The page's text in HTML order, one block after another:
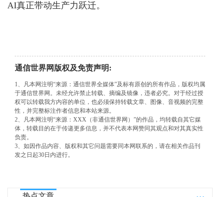
AI真正带动生产力跃迁。
通信世界网版权及免责声明:
1、凡本网注明“来源：通信世界全媒体”及标有原创的所有作品，版权均属
于通信世界网。未经允许禁止转载、摘编及镜像，违者必究。对于经过授
权可以转载我方内容的单位，也必须保持转载文章、图像、音视频的完整
性，并完整标注作者信息和本站来源。
2、凡本网注明“来源：XXX（非通信世界网）”的作品，均转载自其它媒
体，转载目的在于传递更多信息，并不代表本网赞同其观点和对其真实性
负责。
3、如因作品内容、版权和其它问题需要同本网联系的，请在相关作品刊
发之日起30日内进行。
...